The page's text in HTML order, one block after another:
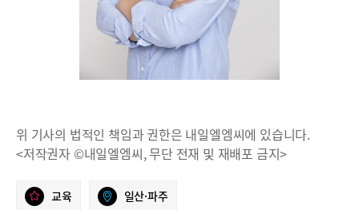
위 기사의 법적인 책임과 권한은 내일엘엠씨에 있습니다.
<저작권자 ©내일엘엠씨, 무단 전재 및 재배포 금지>
교육 일산·파주